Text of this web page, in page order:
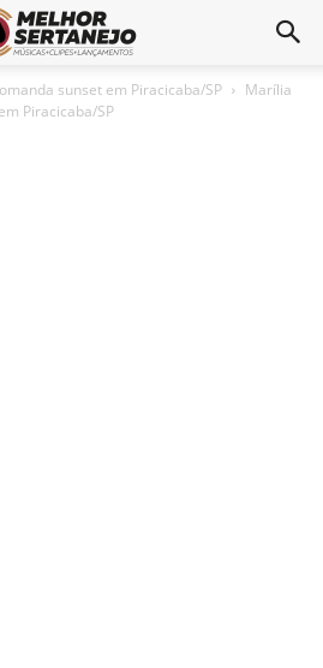
sunset em Piracicaba/SP
Marília
Piracicaba/SP